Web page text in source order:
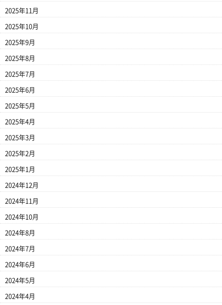
2025年11月
2025年10月
2025年9月
2025年8月
2025年7月
2025年6月
2025年5月
2025年4月
2025年3月
2025年2月
2025年1月
2024年12月
2024年11月
2024年10月
2024年8月
2024年7月
2024年6月
2024年5月
2024年4月